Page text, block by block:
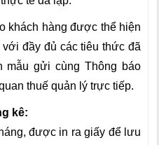
khách hàng được thể hiện
đầy đủ các tiêu thức đã
gửi cùng Thông báo
thuế quản lý trực tiếp.
kê:
được in ra giấy để lưu